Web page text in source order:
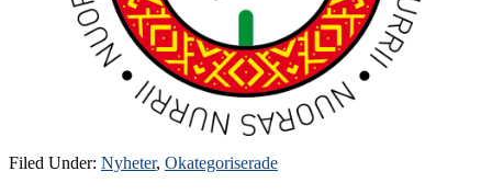
Filed Under: Nyheter, Okategoriserade